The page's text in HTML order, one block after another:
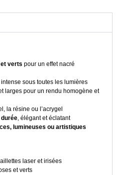
verts pour un effet nacré
sous toutes les lumières
larges pour un rendu homogène et
la résine ou l’acrygel
, élégant et éclatant
lumineuses ou artistiques
laser et irisées
et verts